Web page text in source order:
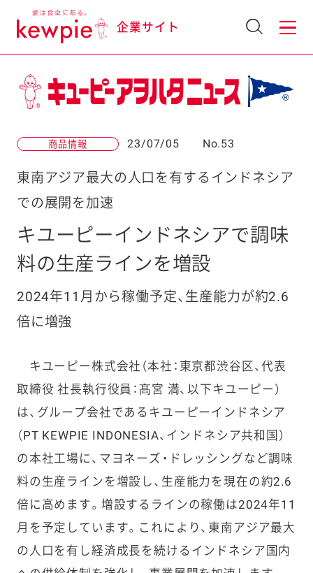
企業サイト
商品情報 23/07/05 No.53
東南アジア最大の人口を有するインドネシア
での展開を加速
キユーピーインドネシアで調味
料の生産ラインを増設
2024年11月から稼働予定、生産能力が約2.6
倍に増強
キユーピー株式会社（本社：東京都渋谷区、代表
取締役 社長執行役員：髙宮 満、以下キユーピー）
は、グループ会社であるキユーピーインドネシア
（PT KEWPIE INDONESIA、インドネシア共和国）
の本社工場に、マヨネーズ・ドレッシングなど調味
料の生産ラインを増設し、生産能力を現在の約2.6
倍に高めます。増設するラインの稼働は2024年11
月を予定しています。これにより、東南アジア最大
の人口を有し経済成長を続けるインドネシア国内